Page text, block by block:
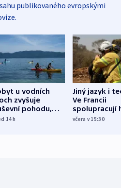
publikovaného evropskými
u vodních
zvyšuje
pohodu,
14h
Jiný jazyk i
Ve Francii
spolupracují
různých zemí
včera v 15:30